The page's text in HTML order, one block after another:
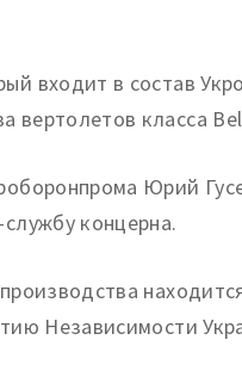
входит в состав
вертолетов класса
Юрий
концерна.
Независимости